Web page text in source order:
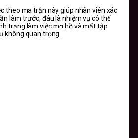
theo ma trận này giúp nhân viên xác
làm trước, đâu là nhiệm vụ có thể
trạng làm việc mơ hồ và mất tập
không quan trọng.